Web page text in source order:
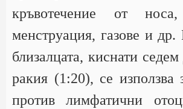
кръвотечение от носа,
менструация, газове и др.
близалцата, киснати
ракия (1:20), се използва
против лимфатични